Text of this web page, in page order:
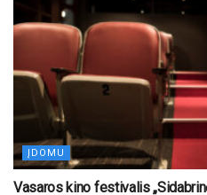
ĮDOMU
Vasaros kino festivalis